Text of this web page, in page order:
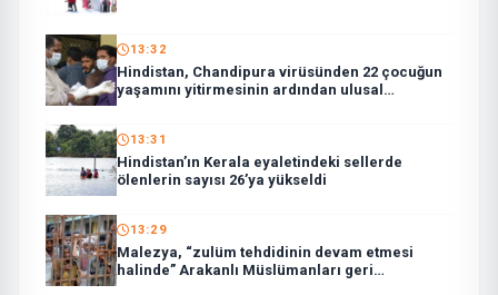
13:32
Hindistan, Chandipura virüsünden 22 çocuğun
yaşamını yitirmesinin ardından ulusal
13:31
Hindistan’ın Kerala eyaletindeki sellerde
ölenlerin sayısı 26’ya yükseldi
13:29
Malezya, “zulüm tehdidinin devam etmesi
halinde” Arakanlı Müslümanları geri